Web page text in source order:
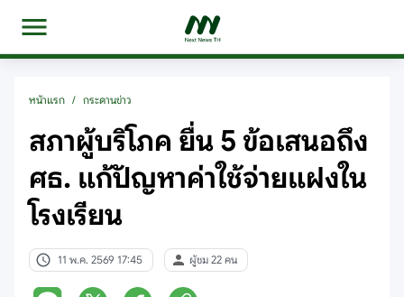
หน้าแรก / กระดานข่าว
สภาผู้บริโภค ยื่น 5 ข้อเสนอถึง
ศธ. แก้ปัญหาค่าใช้จ่ายแฝงใน
โรงเรียน
11 พ.ค. 2569 17:45 ผู้ชม 22 คน